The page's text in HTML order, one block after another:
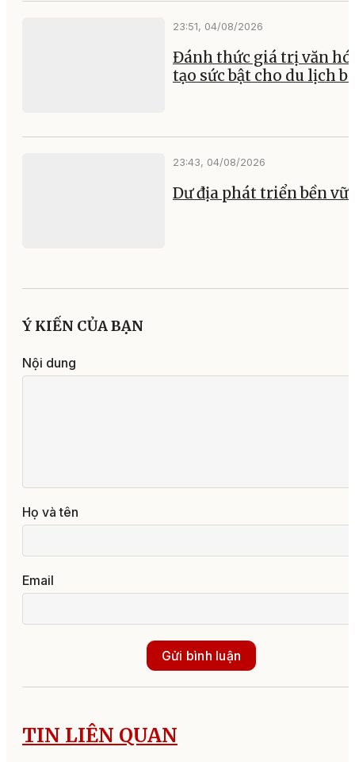
23:51, 04/08/2026
Đánh thức giá trị văn
tạo sức bật cho du lịch
23:43, 04/08/2026
Dư địa phát triển bền
Ý KIẾN CỦA BẠN
Nội dung
Họ và tên
Email
Gửi bình luận
TIN LIÊN QUAN